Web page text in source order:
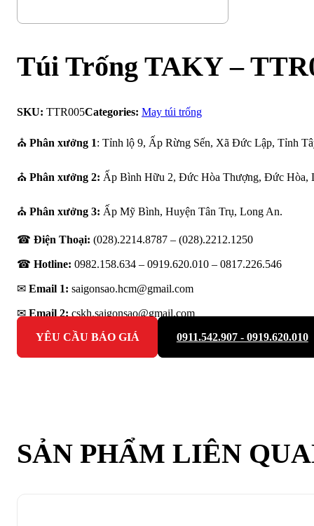
Túi Trống TAKY –
SKU: TTR005Categories: May túi trống
⛪ Phân xưởng 1: Tỉnh lộ 9, Ấp Rừng Sến, Xã Đức Lập, Tỉnh
⛪ Phân xưởng 2: Ấp Bình Hữu 2, Đức Hòa Thượng, Đức Hòa,
⛪ Phân xưởng 3: Ấp Mỹ Bình, Huyện Tân Trụ, Long An.
☎ Điện Thoại: (028).2214.8787 – (028).2212.1250
☎ Hotline: 0982.158.634 – 0919.620.010 – 0817.226.546
✉ Email 1: saigonsao.hcm@gmail.com
✉ Email 2: cskh.saigonsao@gmail.com
YÊU CẦU BÁO GIÁ
0911.542.907 - 0919.620.010
SẢN PHẨM LIÊN